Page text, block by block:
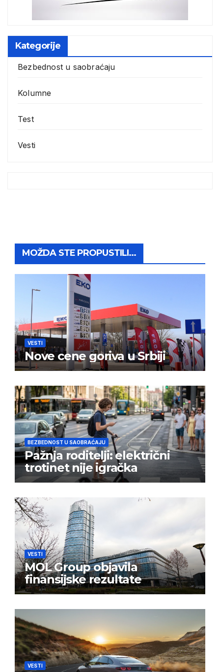
Kategorije
Bezbednost u saobraćaju
Kolumne
Test
Vesti
MOŽDA STE PROPUSTILI...
VESTI
Nove cene goriva u Srbiji
BEZBEDNOST U SAOBRAĆAJU
Pažnja roditelji: električni
trotinet nije igračka
VESTI
MOL Group objavila
finansijske rezultate
VESTI